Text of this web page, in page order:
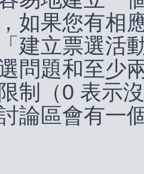
如果您有相
建立票選活
問題和至少
制（0 表示
論區會有一